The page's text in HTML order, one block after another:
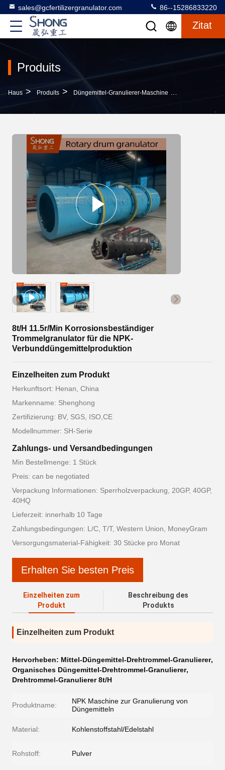
sales@gcfertilizergranulator.com 86--15286833220
Zitat
Produits
Haus > Produits > Düngemittel-Granulierer-Maschine >
8t/H 11.5r/Min Korrosionsbeständiger
Trommelgranulator für die NPK-
Verbunddüngemittelproduktion
Einzelheiten zum Produkt
Herkunftsort: Henan, China
Markenname: Shenghong
Zertifizierung: BV, SGS, ISO,CE
Modellnummer: SH-Serie
Zahlungs- und Versandbedingungen
Min Bestellmenge: 1 Stück
Preis: can be negotiated
Verpackung Informationen: Sperrholzverpackung, 20GP, 40GP,
40HQ
Lieferzeit: innerhalb 10 Tage
Zahlungsbedingungen: L/C, T/T, Western Union, MoneyGram
Versorgungsmaterial-Fähigkeit: 30 Stücke pro Monat
Erhalten Sie besten Preis
Einzelheiten zum
Produkt
Beschreibung des
Produkts
Einzelheiten zum Produkt
Hervorheben: Mittel-Düngemittel-Drehtrommel-Granulierer,
Organisches Düngemittel-Drehtrommel-Granulierer,
Drehtrommel-Granulierer 8t/H
Produktname:
NPK Maschine zur Granulierung von
Düngemitteln
Material: Kohlenstoffstahl/Edelstahl
Rohstoff: Pulver